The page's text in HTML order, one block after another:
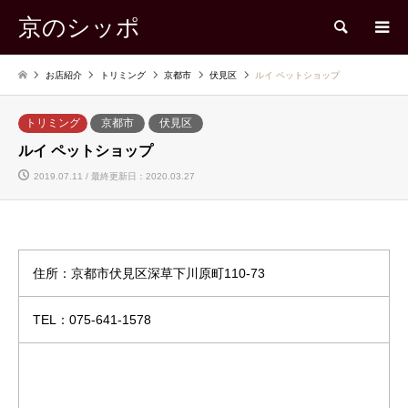
京のシッポ 検索
お店紹介 トリミング 京都市 伏見区 ルイ ペットショップ
トリミング 京都市 伏見区
ルイ ペットショップ
2019.07.11 / 最終更新日：2020.03.27
住所：京都市伏見区深草下川原町110-73
TEL：075-641-1578